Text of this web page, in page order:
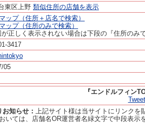
東区上野 類似住所の店舗を表示
ップ（住所＋店名で検索）
ップ（住所のみで検索）
正しく表示されない場合は下段の『住所のみ
3417
05
『エンドルフィン
知らせ： 上記サイト様は当サイトにリンクを
いては、店舗名OR運営者名緑文字で中段表示